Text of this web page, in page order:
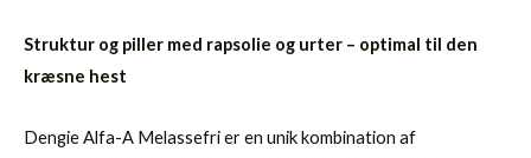
Struktur og piller med rapsolie og urter – optimal til den
kræsne hest
Dengie Alfa-A Melassefri er en unik kombination af